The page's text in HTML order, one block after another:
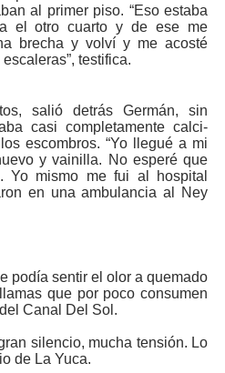
al primer pi­so. “Eso estaba
el otro cuarto y de ese me
brecha y vol­ví y me acosté
testifica.
salió detrás Germán, sin
casi completamente calci­
escombros. “Yo llegué a mi
y vainilla. No esperé que
Yo mismo me fui al hospital
en una ambulancia al Ney
podía sentir el olor a quemado
que por poco consumen
Canal Del Sol.
silencio, mucha ten­sión. Lo
de La Yuca.